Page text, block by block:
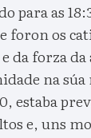
para as
foron os
da forza da
na súa
estaba
e, uns